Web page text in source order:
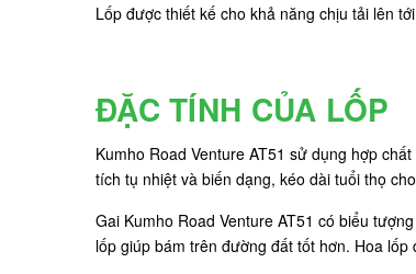
Lốp được thiết kế cho khả năng chịu tải lên
ĐẶC TÍNH CỦA LỐP
Kumho Road Venture AT51 sử dụng hợp
tích tụ nhiệt và biến dạng, kéo dài tuổi thọ
Gai Kumho Road Venture AT51 có biểu
lốp giúp bám trên đường đất tốt hơn. Hoa